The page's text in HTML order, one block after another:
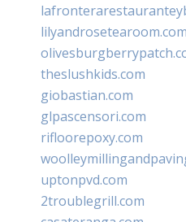
lilyandrosetearoom.com
theslushkids.com
giobastian.com
glpascensori.com
rifloorepoxy.com
uptonpvd.com
2troublegrill.com